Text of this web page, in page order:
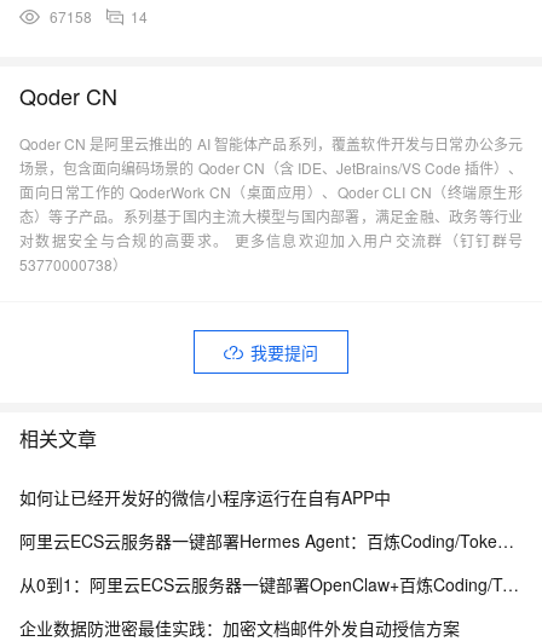
67158 14
Qoder CN
Qoder CN 是阿里云推出的 AI 智能体产品系列，覆盖软件开发与日常办公多元
场景，包含面向编码场景的 Qoder CN（含 IDE、JetBrains/VS Code 插件）、
面向日常工作的 QoderWork CN（桌面应用）、Qoder CLI CN（终端原生形
态）等子产品。系列基于国内主流大模型与国内部署，满足金融、政务等行业
对数据安全与合规的高要求。 更多信息欢迎加入用户交流群（钉钉群号
53770000738）
我要提问
相关文章
如何让已经开发好的微信小程序运行在自有APP中
阿里云ECS云服务器一键部署Hermes Agent：百炼Coding/Token Plan配置实操手册
从0到1：阿里云ECS云服务器一键部署OpenClaw+百炼Coding/Token Plan完整配置指南
企业数据防泄密最佳实践：加密文档邮件外发自动授信方案